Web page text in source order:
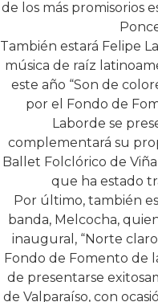
Se trata de Pablo
Inmorales, lanzó su
“Datos blandos”, con
porteño
una musicalidad
sido catalogada por la
de los más promisorios
También estará Felipe
música de raíz
este año “Son de
por el Fondo de
Laborde se
complementará su
Ballet Folclórico de
que ha estado